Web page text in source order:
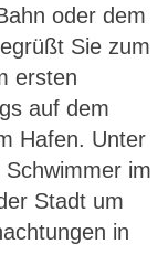
oder dem
Sie zum
ersten
auf dem
Hafen. Unter
im
Stadt um
in